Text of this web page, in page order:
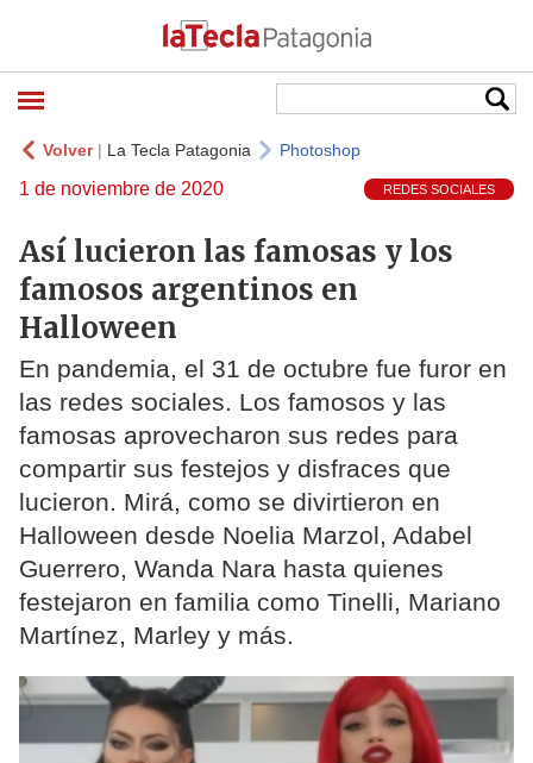
Volver| La Tecla Patagonia Photoshop
1 de noviembre de 2020 REDES SOCIALES
Así lucieron las famosas y los
famosos argentinos en
Halloween
En pandemia, el 31 de octubre fue furor en
las redes sociales. Los famosos y las
famosas aprovecharon sus redes para
compartir sus festejos y disfraces que
lucieron. Mirá, como se divirtieron en
Halloween desde Noelia Marzol, Adabel
Guerrero, Wanda Nara hasta quienes
festejaron en familia como Tinelli, Mariano
Martínez, Marley y más.